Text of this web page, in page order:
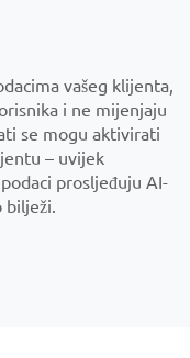
vašeg klijenta,
i ne mijenjaju
se mogu aktivirati
– uvijek
prosljeđuju AI-